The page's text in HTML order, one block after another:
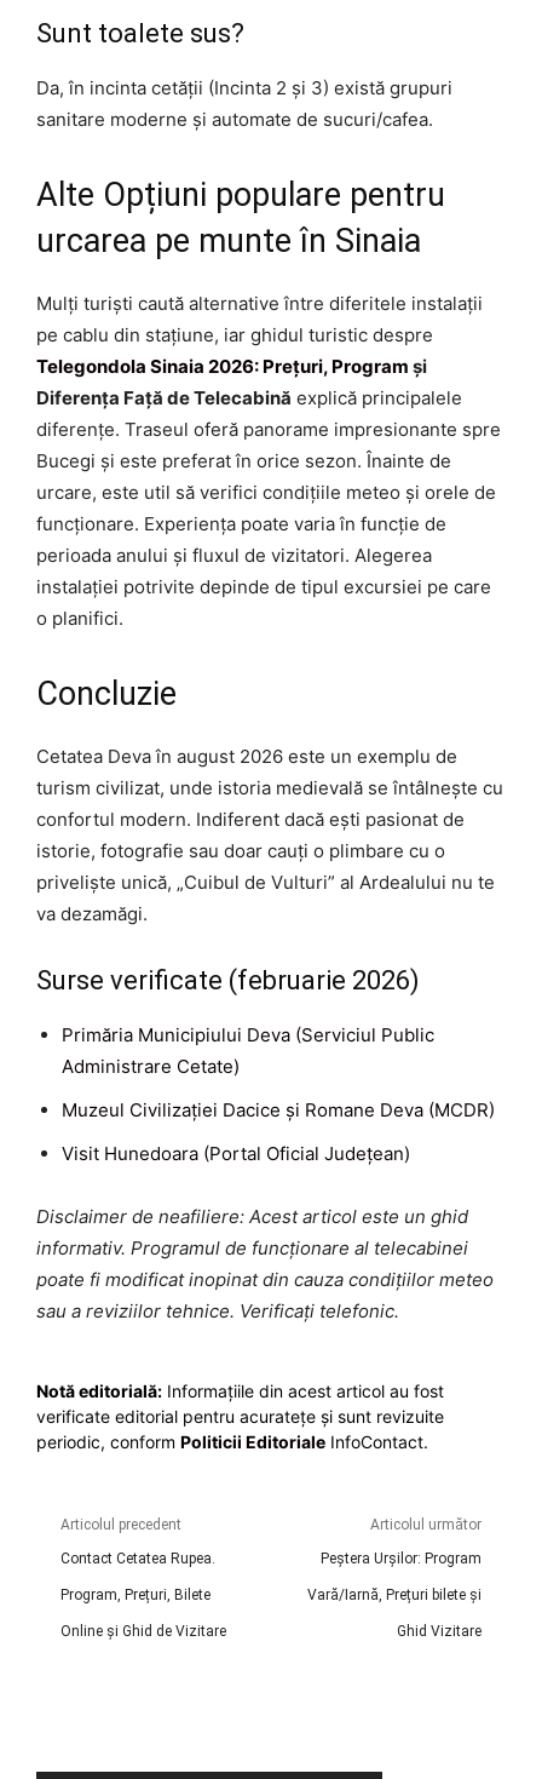
Sunt toalete sus?
Da, în incinta cetății (Incinta 2 și 3) există grupuri
sanitare moderne și automate de sucuri/cafea.
Alte Opțiuni populare pentru
urcarea pe munte în Sinaia
Mulți turiști caută alternative între diferitele instalații
pe cablu din stațiune, iar ghidul turistic despre
Telegondola Sinaia 2026: Prețuri, Program și
Diferența Față de Telecabină explică principalele
diferențe. Traseul oferă panorame impresionante spre
Bucegi și este preferat în orice sezon. Înainte de
urcare, este util să verifici condițiile meteo și orele de
funcționare. Experiența poate varia în funcție de
perioada anului și fluxul de vizitatori. Alegerea
instalației potrivite depinde de tipul excursiei pe care
o planifici.
Concluzie
Cetatea Deva în august 2026 este un exemplu de
turism civilizat, unde istoria medievală se întâlnește cu
confortul modern. Indiferent dacă ești pasionat de
istorie, fotografie sau doar cauți o plimbare cu o
priveliște unică, „Cuibul de Vulturi” al Ardealului nu te
va dezamăgi.
Surse verificate (februarie 2026)
Primăria Municipiului Deva (Serviciul Public
Administrare Cetate)
Muzeul Civilizației Dacice și Romane Deva (MCDR)
Visit Hunedoara (Portal Oficial Județean)
Disclaimer de neafiliere: Acest articol este un ghid
informativ. Programul de funcționare al telecabinei
poate fi modificat inopinat din cauza condițiilor meteo
sau a reviziilor tehnice. Verificați telefonic.
Notă editorială: Informațiile din acest articol au fost
verificate editorial pentru acuratețe și sunt revizuite
periodic, conform Politicii Editoriale InfoContact.
Articolul precedent
Contact Cetatea Rupea.
Program, Prețuri, Bilete
Online și Ghid de Vizitare
Articolul următor
Peștera Urșilor: Program
Vară/Iarnă, Prețuri bilete și
Ghid Vizitare